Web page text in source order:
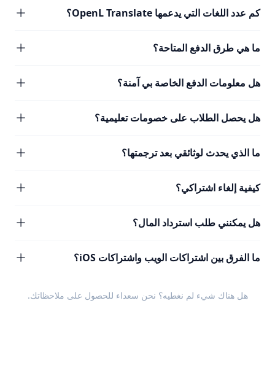
كم عدد اللغات التي يدعمها OpenL Translate؟
ما هي طرق الدفع المتاحة؟
هل معلومات الدفع الخاصة بي آمنة؟
هل يحصل الطلاب على خصومات تعليمية؟
ما الذي يحدث لوثائقي بعد ترجمتها؟
كيفية إلغاء اشتراكي؟
هل يمكنني طلب استرداد المال؟
ما الفرق بين اشتراكات الويب واشتراكات iOS؟
هل هناك شيء لم نغطيه؟ نحن سعداء للحصول على ملاحظاتك.